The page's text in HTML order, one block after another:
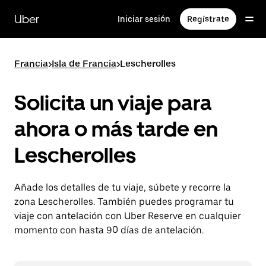
contenido
principal
Uber Iniciar sesión Regístrate
Francia>Isla de Francia>Lescherolles
Solicita un viaje para
ahora o más tarde en
Lescherolles
Añade los detalles de tu viaje, súbete y recorre la
zona Lescherolles. También puedes programar tu
viaje con antelación con Uber Reserve en cualquier
momento con hasta 90 días de antelación.